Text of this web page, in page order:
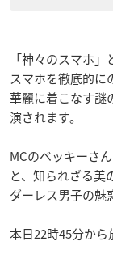
「神々のスマホ
スマホを徹底的に
華麗に着こなす謎
演されます。
MCのベッキーさ
と、知られざる美
ダーレス男子の魅
本日22時45分から